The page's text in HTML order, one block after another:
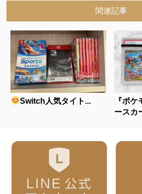
関連記事
Switch人気タイト...
『ポ
ース